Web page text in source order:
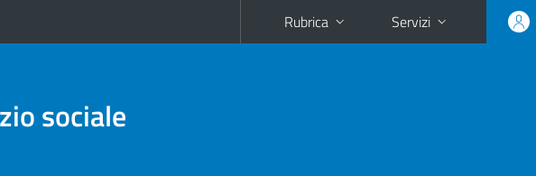
Rubrica Servizi
sociale